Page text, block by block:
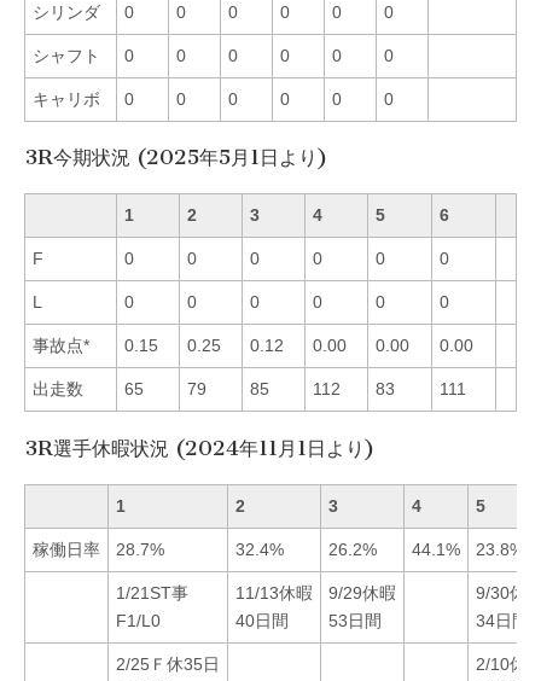
シリンダ 0 0 0 0 0 0
シャフト 0 0 0 0 0 0
キャリボ 0 0 0 0 0 0
3R今期状況 (2025年5月1日より)
1 2 3 4 5 6
F 0 0 0 0 0 0
L 0 0 0 0 0 0
事故点* 0.15 0.25 0.12 0.00 0.00 0.00
出走数 65 79 85 112 83 111
3R選手休暇状況 (2024年11月1日より)
1 2 3 4 5
稼働日率 28.7% 32.4% 26.2% 44.1% 23.8%
1/21ST事
F1/L0
11/13休暇
40日間
9/29休暇
53日間
9/30休
34日間
2/25Ｆ休35日
2/10休